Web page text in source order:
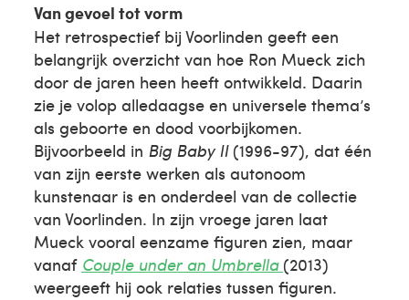
Van gevoel tot vorm
Het retrospectief bij Voorlinden geeft een
belangrijk overzicht van hoe Ron Mueck zich
door de jaren heen heeft ontwikkeld. Daarin
zie je volop alledaagse en universele thema’s
als geboorte en dood voorbijkomen.
Bijvoorbeeld in Big Baby II(1996-97), dat één
van zijn eerste werken als autonoom
kunstenaar is en onderdeel van de collectie
van Voorlinden. In zijn vroege jaren laat
Mueck vooral eenzame figuren zien, maar
vanaf Couple under an Umbrella (2013)
weergeeft hij ook relaties tussen figuren.